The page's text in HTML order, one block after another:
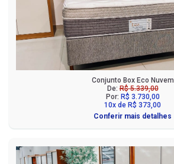
Conjunto Box Eco Nuvem
De:R$ 5.339,00
Por: R$ 3.730,00
10x de R$ 373,00
Conferir mais detalhes